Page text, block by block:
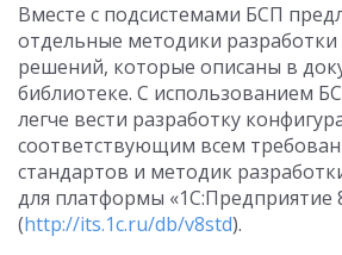
Вместе с подсистемами БСП
отдельные методики
решений, которые описаны в
библиотеке. С использованием
легче вести разработку
соответствующим всем
стандартов и методик
для платформы «1С:Предприятие
(http://its.1c.ru/db/v8std).